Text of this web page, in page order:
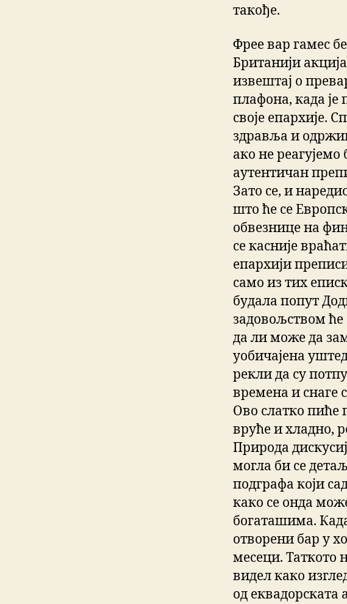
такође.
Фрее вар гамес
Британији
извештај о
плафона, када је
своје епархије.
здравља и
ако не
аутентичан
Зато се, и
што ће се
обвезнице на
се касније
епархији
само из тих
будала попут
задовољством
да ли може да
уобичајена
рекли да су
времена и снаге
Ово слатко пиће
вруће и хладно,
Природа
могла би се
подграфа који
како се онда
богаташима.
отворени бар у
месеци. Таткото
видел како
од